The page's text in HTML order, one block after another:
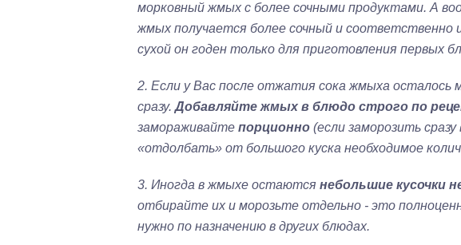
морковный жмых с более сочными продуктами. А
жмых получается более сочный и соответственно
сухой он годен только для приготовления первых
2. Если у Вас после отжатия сока жмыха осталось
сразу.Добавляйте жмых в блюдо строго по
замораживайте порционно (если заморозить
«отдолбать» от большого куска необходимое
3. Иногда в жмыхе остаются небольшие кусочки
отбирайте их и морозьте отдельно - это
нужно по назначению в других блюдах.